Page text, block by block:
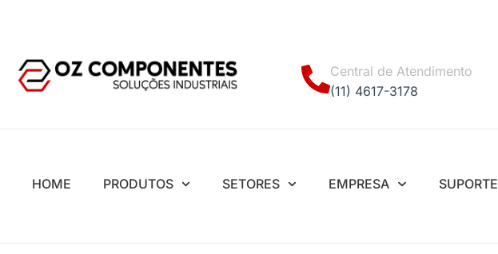
Central de Atendimento
(11) 4617-3178
HOME PRODUTOS SETORES EMPRESA SUPORTE